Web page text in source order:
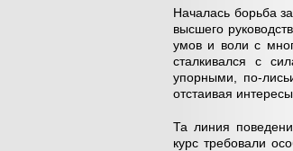
Началась борьба
высшего
умов и воли с
сталкивался с
упорными, по-
отстаивая
Та линия
курс требовали